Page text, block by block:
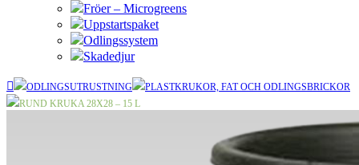
Fröer – Microgreens
Uppstartspaket
Odlingssystem
Skadedjur
ODLINGSUTRUSTNING
PLASTKRUKOR, FAT OCH ODLINGSBRICKOR
RUND KRUKA 28X28 – 15 L